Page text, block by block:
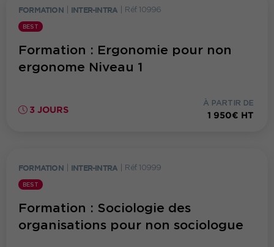
FORMATION INTER-INTRA Réf. 10996
BEST
Formation : Ergonomie pour non
ergonome Niveau 1
3 JOURS
À PARTIR DE
1 950€ HT
FORMATION INTER-INTRA Réf. 10999
BEST
Formation : Sociologie des
organisations pour non sociologue